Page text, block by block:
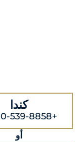
كندا
+1-800-539-8858
أو